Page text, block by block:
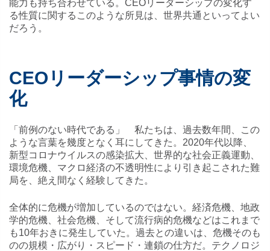
能力も持ち合わせている。CEOリーダーシップの変化す
る性質に関するこのような所見は、世界共通といってよい
だろう。
CEOリーダーシップ事情の変
化
「前例のない時代である」 私たちは、過去数年間、この
ような言葉を幾度となく耳にしてきた。2020年代以降、
新型コロナウイルスの感染拡大、世界的な社会正義運動、
環境危機、マクロ経済の不透明性により引き起こされた難
局を、絶え間なく経験してきた。
全体的に危機が増加しているのではない。経済危機、地政
学的危機、社会危機、そして流行病的危機などはこれまで
も10年おきに発生していた。過去との違いは、危機そのも
のの規模・広がり・スピード・連鎖の仕方だ。テクノロジ